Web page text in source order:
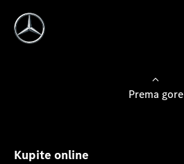
Prema gore
Kupite online